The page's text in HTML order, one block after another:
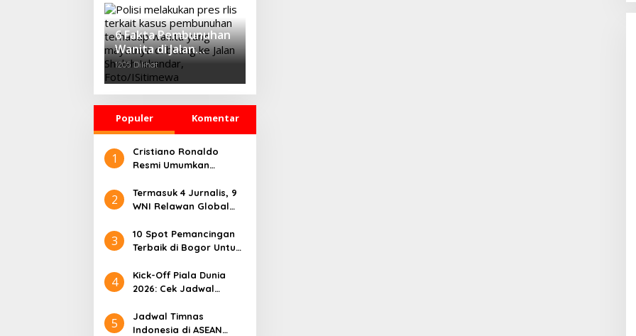
‘Growth Through
Equity’
6 Fakta Pembunuhan
Wanita di Jalan
Sholeh Iskandar
Bogor, Korban
Dicekik Dasi hingga
Jasadnya Dibuang
1205 Dilihat
Populer Komentar
1
Cristiano Ronaldo
Resmi Umumkan
Portugal
2
Termasuk 4 Jurnalis, 9
WNI Relawan Global
Penahanan Israel
3
10 Spot Pemancingan
Terbaik di Bogor Untuk
4
Kick-Off Piala Dunia
2026: Cek Jadwal
5
Jadwal Timnas
Indonesia di ASEAN